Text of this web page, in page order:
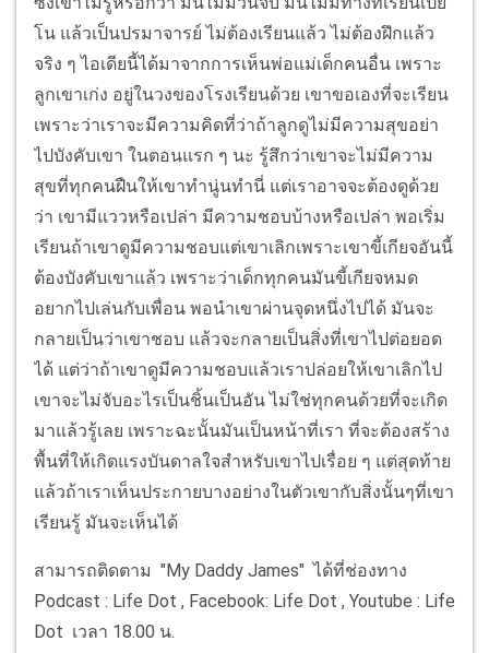
โน แล้วเป็นปรมาจารย์ ไม่ต้องเรียนแล้ว ไม่ต้องฝึกแล้ว
จริง ๆ ไอเดียนี้ได้มาจากการเห็นพ่อแม่เด็กคนอื่น เพราะ
ลูกเขาเก่ง อยู่ในวงของโรงเรียนด้วย เขาขอเองที่จะเรียน
เพราะว่าเราจะมีความคิดที่ว่าถ้าลูกดูไม่มีความสุขอย่า
ไปบังคับเขา ในตอนแรก ๆ นะ รู้สึกว่าเขาจะไม่มีความ
สุขที่ทุกคนฝืนให้เขาทำนู่นทำนี่ แต่เราอาจจะต้องดูด้วย
ว่า เขามีแววหรือเปล่า มีความชอบบ้างหรือเปล่า พอเริ่ม
เรียนถ้าเขาดูมีความชอบแต่เขาเลิกเพราะเขาขี้เกียจอันนี้
ต้องบังคับเขาแล้ว เพราะว่าเด็กทุกคนมันขี้เกียจหมด
อยากไปเล่นกับเพื่อน พอนำเขาผ่านจุดหนึ่งไปได้ มันจะ
กลายเป็นว่าเขาชอบ แล้วจะกลายเป็นสิ่งที่เขาไปต่อยอด
ได้ แต่ว่าถ้าเขาดูมีความชอบแล้วเราปล่อยให้เขาเลิกไป
เขาจะไม่จับอะไรเป็นชิ้นเป็นอัน ไม่ใช่ทุกคนด้วยที่จะเกิด
มาแล้วรู้เลย เพราะฉะนั้นมันเป็นหน้าที่เรา ที่จะต้องสร้าง
พื้นที่ให้เกิดแรงบันดาลใจสำหรับเขาไปเรื่อย ๆ แต่สุดท้าย
แล้วถ้าเราเห็นประกายบางอย่างในตัวเขากับสิ่งนั้นๆที่เขา
เรียนรู้ มันจะเห็นได้
สามารถติดตาม "My Daddy James" ได้ที่ช่องทาง
Podcast : Life Dot , Facebook: Life Dot , Youtube : Life
Dot เวลา 18.00 น.